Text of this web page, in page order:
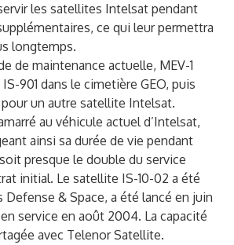
les satellites Intelsat pendant
ce qui leur permettra
longtemps.
de maintenance actuelle, MEV-1
901 dans le cimetière GEO, puis
un autre satellite Intelsat.
au véhicule actuel d’Intelsat,
ainsi sa durée de vie pendant
presque le double du service
initial. Le satellite IS-10-02 a été
Defense & Space, a été lancé en juin
service en août 2004. La capacité
avec Telenor Satellite.